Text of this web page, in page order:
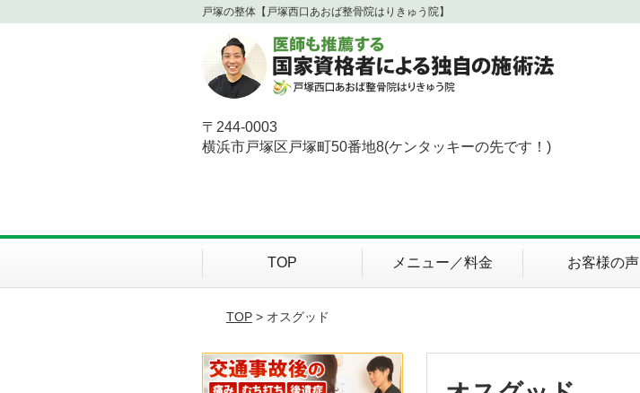
戸塚の整体【戸塚西口あおば整骨院はりきゅう院】
〒244-0003
横浜市戸塚区戸塚町50番地8(ケンタッキーの先です！)
TOP メニュー／料金 お客様の声
TOP> オスグッド